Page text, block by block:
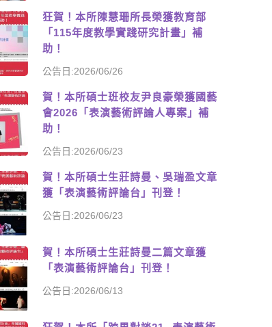
狂賀！本所陳慧珊所長榮獲教育部
「115年度教學實踐研究計畫」補
助！
公告日:2026/06/26
賀！本所碩士班校友尹良豪榮獲國藝
會2026「表演藝術評論人專案」補
助！
公告日:2026/06/23
賀！本所碩士生莊詩曼、吳瑞盈文章
獲「表演藝術評論台」刊登！
公告日:2026/06/23
賀！本所碩士生莊詩曼二篇文章獲
「表演藝術評論台」刊登！
公告日:2026/06/13